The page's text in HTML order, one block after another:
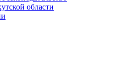
области